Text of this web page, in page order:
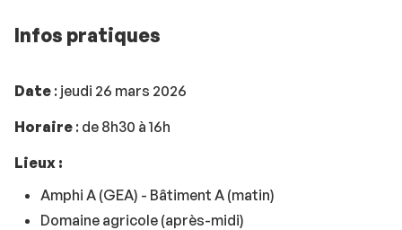
Infos pratiques
Date : jeudi 26 mars 2026
Horaire : de 8h30 à 16h
Lieux :
Amphi A (GEA) - Bâtiment A (matin)
Domaine agricole (après-midi)